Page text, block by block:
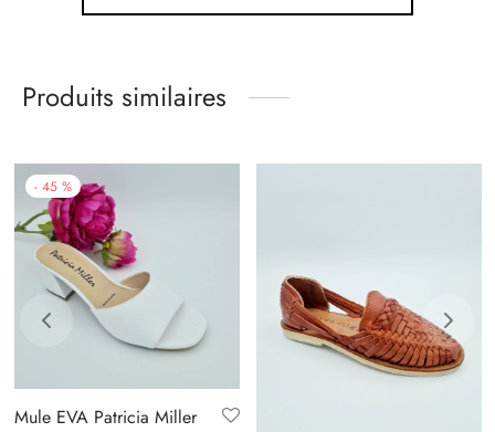
Produits similaires
- 45 %
Mule EVA Patricia Miller